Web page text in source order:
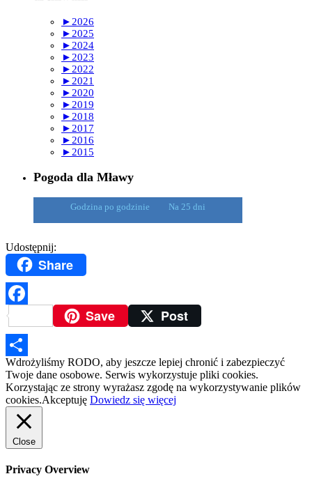
► 2026
► 2025
► 2024
► 2023
► 2022
► 2021
► 2020
► 2019
► 2018
► 2017
► 2016
► 2015
Pogoda dla Mławy
Godzina po godzinie Na 25 dni
Udostępnij:
Share
FacebookSave Post
Podziel
się
Wdrożyliśmy RODO, aby jeszcze lepiej chronić i zabezpieczyć
Twoje dane osobowe. Serwis wykorzystuje pliki cookies.
Korzystając ze strony wyrażasz zgodę na wykorzystywanie plików
cookies.Akceptuję Dowiedz się więcej
Close
Privacy Overview